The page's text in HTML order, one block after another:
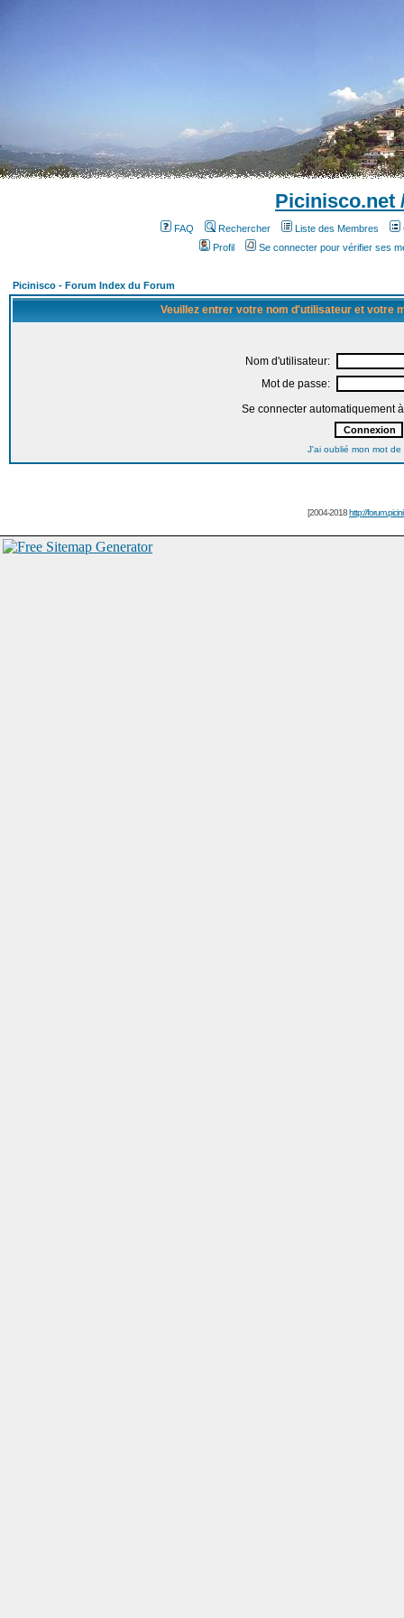
Picinisco.net
FAQ Rechercher Liste des Membres
Profil
Se connecter pour vérifier ses
Picinisco - Forum Index du Forum
Veuillez entrer votre nom d'utilisateur et votre
Nom d'utilisateur:
Mot de passe:
Se connecter automatiquement
J'ai oublié mon mot de
[2004-2018http://